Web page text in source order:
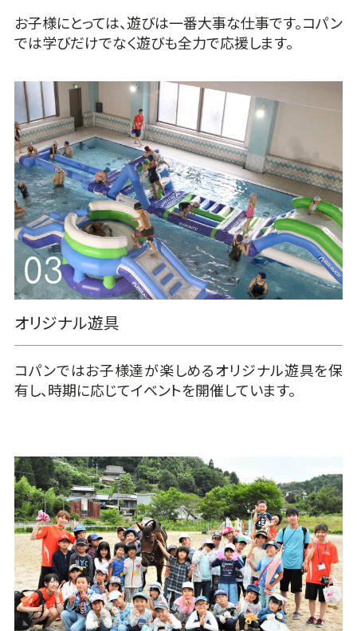
お子様にとっては、遊びは一番大事な仕事です。コパン
では学びだけでなく遊びも全力で応援します。
オリジナル遊具
コパンではお子様達が楽しめるオリジナル遊具を保
有し、時期に応じてイベントを開催しています。